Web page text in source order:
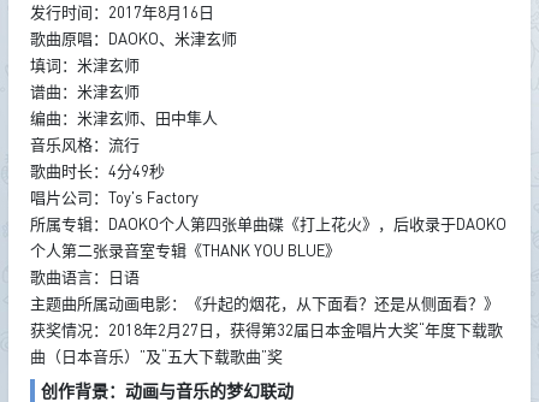
发行时间：2017年8月16日
歌曲原唱：DAOKO、米津玄师
填词：米津玄师
谱曲：米津玄师
编曲：米津玄师、田中隼人
音乐风格：流行
歌曲时长：4分49秒
唱片公司：Toy's Factory
所属专辑：DAOKO个人第四张单曲碟《打上花火》，后收录于DAOKO
个人第二张录音室专辑《THANK YOU BLUE》
歌曲语言：日语
主题曲所属动画电影：《升起的烟花，从下面看？还是从侧面看？》
获奖情况：2018年2月27日，获得第32届日本金唱片大奖“年度下载歌
曲（日本音乐）”及“五大下载歌曲”奖
创作背景：动画与音乐的梦幻联动